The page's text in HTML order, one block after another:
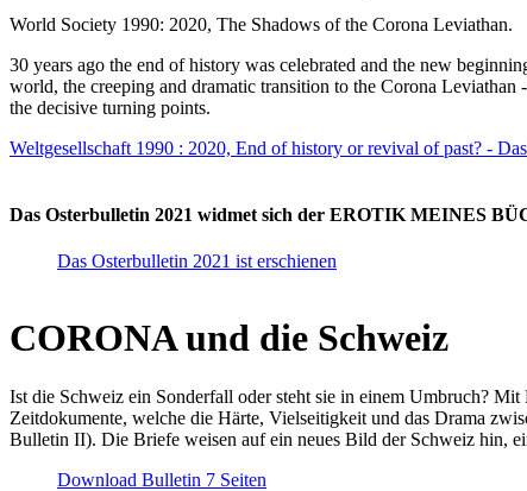
World Society 1990: 2020, The Shadows of the Corona Leviathan.
30 years ago the end of history was celebrated and the new
world, the creeping and dramatic transition to the Corona
the decisive turning points.
Weltgesellschaft 1990 : 2020, End of history or revival of past? -
Das Osterbulletin 2021 widmet sich der EROTIK MEINES
Das Osterbulletin 2021 ist erschienen
CORONA und die Schweiz
Ist die Schweiz ein Sonderfall oder steht sie in einem Umbruch?
Zeitdokumente, welche die Härte, Vielseitigkeit und das Drama
Bulletin II). Die Briefe weisen auf ein neues Bild der Schweiz hin,
Download Bulletin 7 Seiten